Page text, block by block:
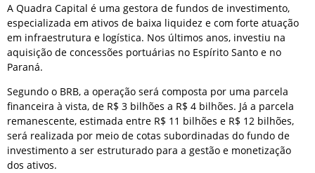
A Quadra Capital é uma gestora de fundos de investimento,
especializada em ativos de baixa liquidez e com forte atuação
em infraestrutura e logística. Nos últimos anos, investiu na
aquisição de concessões portuárias no Espírito Santo e no
Paraná.
Segundo o BRB, a operação será composta por uma parcela
financeira à vista, de R$ 3 bilhões a R$ 4 bilhões. Já a parcela
remanescente, estimada entre R$ 11 bilhões e R$ 12 bilhões,
será realizada por meio de cotas subordinadas do fundo de
investimento a ser estruturado para a gestão e monetização
dos ativos.